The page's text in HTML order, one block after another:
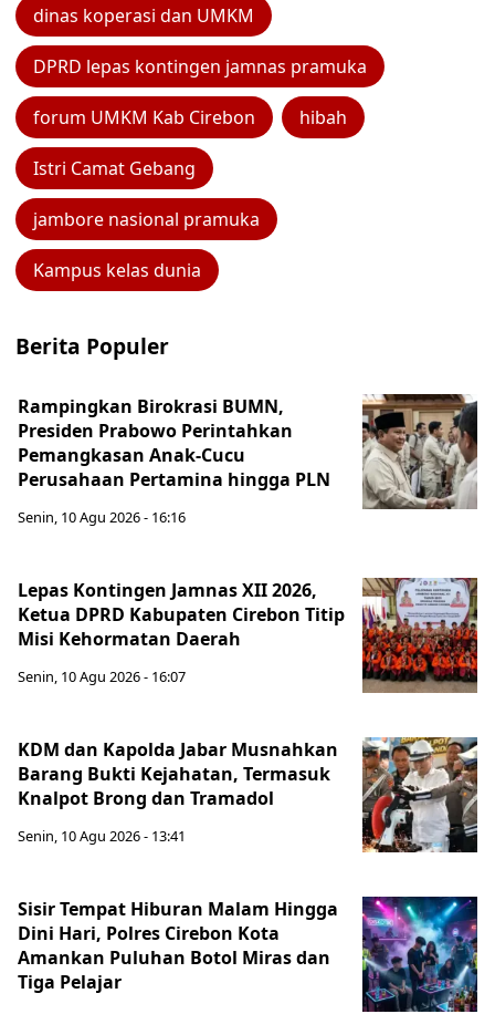
dinas koperasi dan UMKM
DPRD lepas kontingen jamnas pramuka
forum UMKM Kab Cirebon hibah
Istri Camat Gebang
jambore nasional pramuka
Kampus kelas dunia
Berita Populer
Rampingkan Birokrasi BUMN,
Presiden Prabowo Perintahkan
Pemangkasan Anak-Cucu
Perusahaan Pertamina hingga PLN
Senin, 10 Agu 2026 - 16:16
Lepas Kontingen Jamnas XII 2026,
Ketua DPRD Kabupaten Cirebon Titip
Misi Kehormatan Daerah
Senin, 10 Agu 2026 - 16:07
KDM dan Kapolda Jabar Musnahkan
Barang Bukti Kejahatan, Termasuk
Knalpot Brong dan Tramadol
Senin, 10 Agu 2026 - 13:41
Sisir Tempat Hiburan Malam Hingga
Dini Hari, Polres Cirebon Kota
Amankan Puluhan Botol Miras dan
Tiga Pelajar